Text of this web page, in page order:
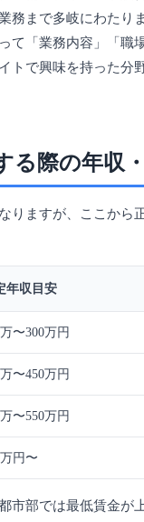
務まで多岐にわた
て「業務内容」「職
トで興味を持った
る際の年収
りますが、ここから
年収目安
〜300万円
〜450万円
〜550万円
円〜
市部では最低賃金が